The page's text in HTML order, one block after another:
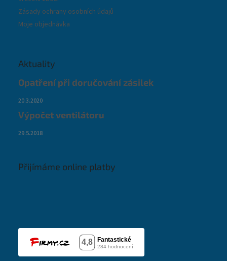
Zásady ochrany osobních údajů
Moje objednávka
Aktuality
Opatření při doručování zásilek
20.3.2020
Výpočet ventilátoru
29.5.2018
Přijímáme online platby